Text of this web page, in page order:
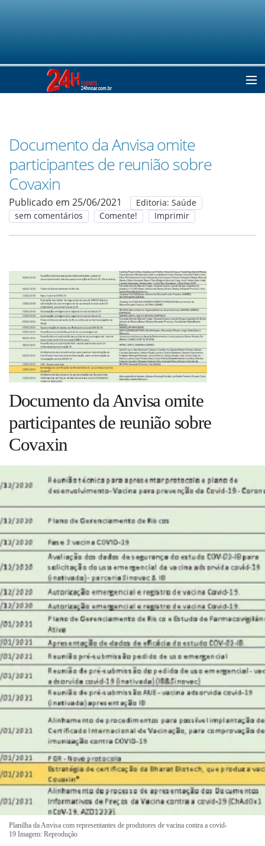
Notícias
Colunistas
Classificados
Guia de Serviços
Anuncie
Cinema
Anuncie
Documento da Anvisa omite
participantes de reunião sobre
Covaxin
Publicado em 25/06/2021
Editoria: Saúde
sem comentários
Comente! Imprimir
Documento da Anvisa omite
participantes de reunião sobre
Covaxin
Planilha da Anvisa com representantes de produtores de vacina contra a covid-
19 Imagem: Reprodução